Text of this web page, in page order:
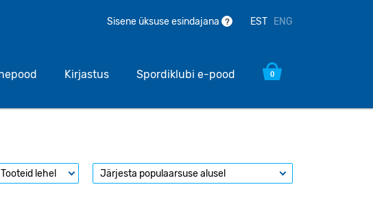
Sisene üksuse esindajana ? EST ENG
Kirjastus Spordiklubi e-pood 0